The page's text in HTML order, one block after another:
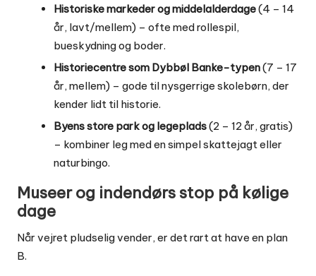
Historiske markeder og middelalderdage(4 – 14
år, lavt/mellem) – ofte med rollespil,
bueskydning og boder.
Historiecentre som Dybbøl Banke-typen(7 – 17
år, mellem) – gode til nysgerrige skolebørn, der
kender lidt til historie.
Byens store park og legeplads(2 – 12 år, gratis)
– kombiner leg med en simpel skattejagt eller
naturbingo.
Museer og indendørs stop på kølige
dage
Når vejret pludselig vender, er det rart at have en plan
B.